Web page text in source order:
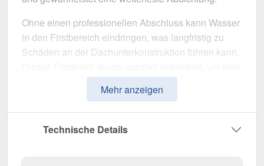
Ohne einen professionellen Abschluss kann Wasser
in den Firstbereich eindringen, was langfristig zu
Schäden an der Dachunterkonstruktion führen kann.
sichere Abdichtung zu gewährleisten
Dachkonstruktion gegen äußere Einflüsse zu
schützen. Es überzeugt durch einfache Montage,
hohe Widerstandsfähigkeit und eine langlebige
Mehr anzeigen
Technische Details